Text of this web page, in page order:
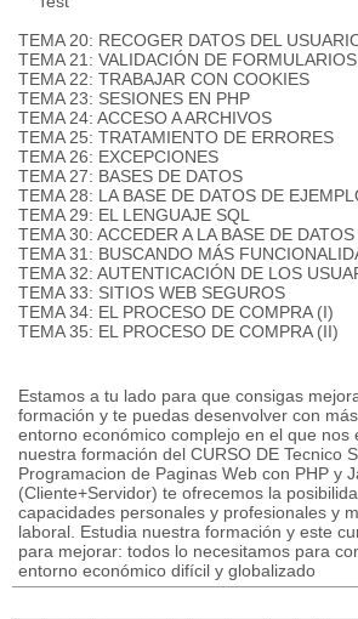
TEMA 20: RECOGER DATOS DEL
TEMA 21: VALIDACIÓN DE FORMULARIOS
TEMA 22: TRABAJAR CON COOKIES
TEMA 23: SESIONES EN PHP
TEMA 24: ACCESO A ARCHIVOS
TEMA 25: TRATAMIENTO DE ERRORES
TEMA 26: EXCEPCIONES
TEMA 27: BASES DE DATOS
TEMA 28: LA BASE DE DATOS DE
TEMA 29: EL LENGUAJE SQL
TEMA 30: ACCEDER A LA BASE DE DATOS
TEMA 31: BUSCANDO MÁS
TEMA 32: AUTENTICACIÓN DE LOS
TEMA 33: SITIOS WEB SEGUROS
TEMA 34: EL PROCESO DE COMPRA (I)
TEMA 35: EL PROCESO DE COMPRA (II)
Estamos a tu lado para que consigas
formación y te puedas desenvolver con
entorno económico complejo en el que nos
nuestra formación del CURSO DE Tecnico
Programacion de Paginas Web con PHP y
(Cliente+Servidor) te ofrecemos la
capacidades personales y profesionales y
laboral. Estudia nuestra formación y este
para mejorar: todos lo necesitamos para
entorno económico difícil y globalizado